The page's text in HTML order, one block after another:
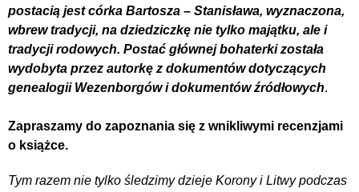
postacią jest córka Bartosza – Stanisława, wyznaczona,
wbrew tradycji, na dziedziczkę nie tylko majątku, ale i
tradycji rodowych. Postać głównej bohaterki została
wydobyta przez autorkę z dokumentów dotyczących
genealogii Wezenborgów i dokumentów źródłowych.
Zapraszamy do zapoznania się z wnikliwymi recenzjami
o książce.
Tym razem nie tylko śledzimy dzieje Korony i Litwy podczas